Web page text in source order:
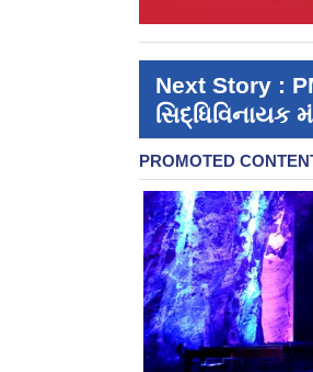
Next Story :
સિદ્ધિવિનાયક